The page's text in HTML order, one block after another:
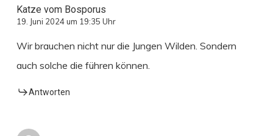
Katze vom Bosporus
19. Juni 2024 um 19:35 Uhr
Wir brauchen nicht nur die Jungen Wilden. Sondern
auch solche die führen können.
Antworten